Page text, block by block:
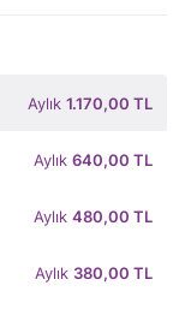
Aylık 1.170,00 TL
Aylık 640,00 TL
Aylık 480,00 TL
Aylık 380,00 TL